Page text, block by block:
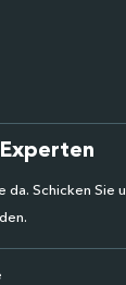
da. Schicken Sie